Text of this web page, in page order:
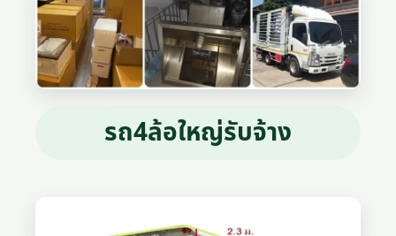
รถ4ล้อใหญ่รับจ้าง